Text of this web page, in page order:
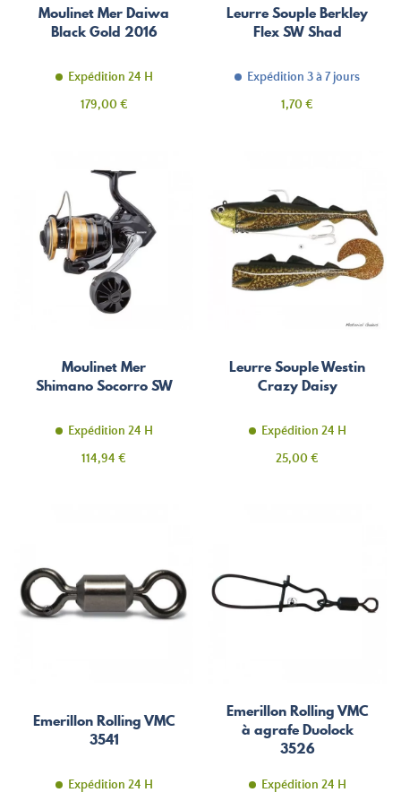
Moulinet Mer Daiwa
Black Gold 2016
Expédition 24 H
Prix
179,00 €
Leurre Souple Berkley
Flex SW Shad
Expédition 3 à 7 jours
Prix
1,70 €
Moulinet Mer
Shimano Socorro SW
Expédition 24 H
Prix
114,94 €
Leurre Souple Westin
Crazy Daisy
Expédition 24 H
Prix
25,00 €
Emerillon Rolling VMC
3541
Expédition 24 H
Emerillon Rolling VMC
à agrafe Duolock
3526
Expédition 24 H